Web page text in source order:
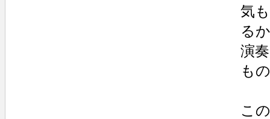
気
る
演
も
こ